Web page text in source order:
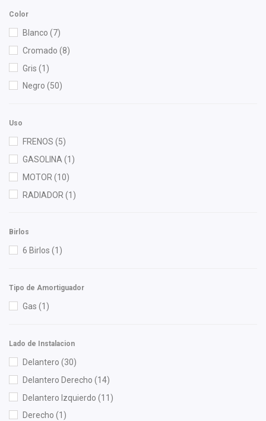
ISAKA (5)
M Series(1)
Nissan (Original)
Polar (1)
Speedymexx
SQM(1)
SYD(2)
Unicar(1)
Color
Blanco (7)
Cromado (8)
Gris (1)
Negro (50)
Uso
FRENOS (5)
GASOLINA (1)
MOTOR (10)
RADIADOR (1)
Birlos
6 Birlos (1)
Tipo de Amortiguador
Gas (1)
Lado de Instalacion
Delantero (30)
Delantero Derecho (14)
Delantero Izquierdo (11)
Derecho (1)